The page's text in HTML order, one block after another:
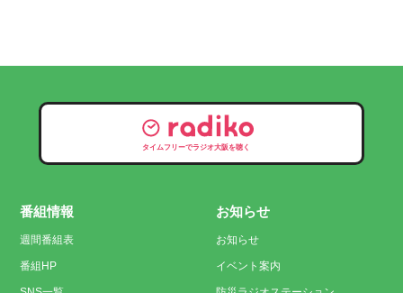
タイムフリーでラジオ大阪を聴く
番組情報
週間番組表
番組HP
お知らせ
お知らせ
イベント案内